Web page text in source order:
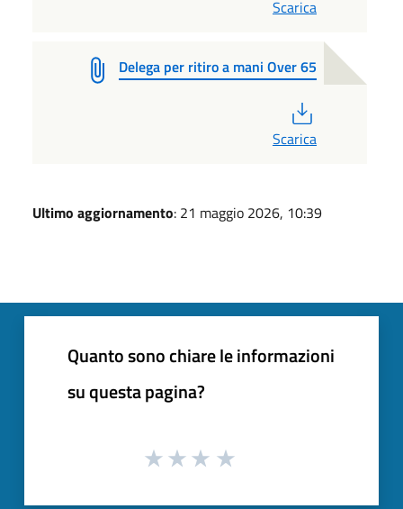
Scarica
Delega per ritiro a mani Over 65
Scarica
Ultimo aggiornamento: 21 maggio 2026, 10:39
Quanto sono chiare le informazioni
su questa pagina?